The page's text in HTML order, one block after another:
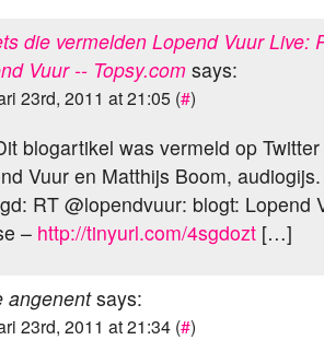
die vermelden Lopend Vuur Live:
Vuur -- Topsy.com says:
23rd, 2011 at 21:05 (#)
blogartikel was vermeld op
Vuur en Matthijs Boom,
RT @lopendvuur: blogt: Lopend
– http://tinyurl.com/4sgdozt […]
angenentsays:
23rd, 2011 at 21:34 (#)